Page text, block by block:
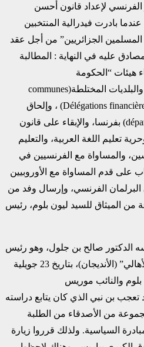
لإعداد قانون أحسن
بادرت فيدرالية المنتخبين
المسلمين الجزائريين” من أجل عقد
عليه في النهاية : المطالبة
هيئات “الحكومة
العامة” (Gouverneur général)، والبلديات المختلطة(communes
mixtes) ، والمندوبيات المالية(Délégations financières) ، وإلحاق
عمالات الجزائر الثلاثة(départements) بفرنسا، والإبقاء على قانون
تعليم اللغة العربية، والتعليم
والمساواة مع الفرنسيين في
على قدم المساواة مع الأوروبيين
البرلمان الفرنسي، وإرسال وفد من
من الميثاق للسيد ليون بلوم، رئيس
الدكتور صالح بن جلول، وهو رئيس
فيدرالية المنتخبين المحليين “الأهالي” (الأنديجان)، بتاريخ 23 جويلية
بلوم والنائب موريس
تعجب بن نبي الذي كان يتابع دراسته
من الأصدقاء من الطلبة
السياسية. ولذلك قرروا زيارة